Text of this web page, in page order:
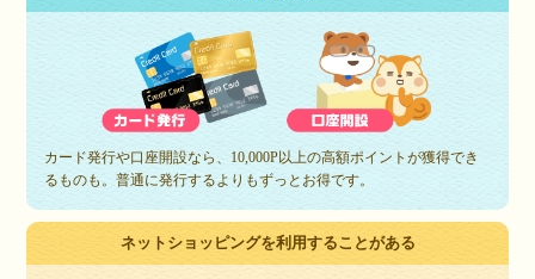
カード発行や口座開設なら、10,000P以上の高額ポイントが獲得でき
るものも。普通に発行するよりもずっとお得です。
ネットショッピングを利用することがある